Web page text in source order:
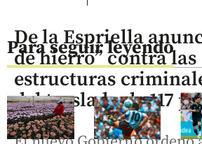
Para seguir leyendo
De la Espriella
de hierro” contra las
estructuras
del traslado de 117